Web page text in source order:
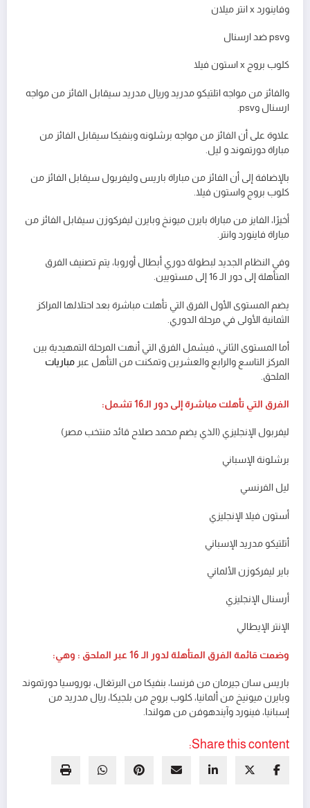
وفاينورد x انتر ميلان
وpsv ضد ارسنال
كلوب بروج x استون فيلا
والفائز من مواجه اتلتيكو مدريد وريال مدريد سيقابل الفائز من مواجه
ارسنال وpsv.
علاوة على أن الفائز من مواجه برشلونه وبنفيكا سيقابل الفائز من
مباراة دورتموند و ليل.
بالإضافة إلى أن الفائز من مباراة باريس وليفربول سيقابل الفائز من
كلوب بروج واستون فيلا.
أخيرًا، الفايز من مباراة بايرن ميونخ وبايرن ليفركوزن سيقابل الفائز من
مباراة فاينورد وانتر.
وفي النظام الجديد لبطولة دوري أبطال أوروبا، يتم تصنيف الفرق
المتأهلة إلى دور الـ 16 إلى مستويين.
يضم المستوى الأول الفرق التي تأهلت مباشرة بعد احتلالها المراكز
الثمانية الأولى في مرحلة الدوري.
أما المستوى الثاني، فيشمل الفرق التي أنهت المرحلة التمهيدية بين
المركز التاسع والرابع والعشرين وتمكنت من التأهل عبر مباريات
الملحق.
الفرق التي تأهلت مباشرة إلى دور الـ16 تشمل:
ليفربول الإنجليزي (الذي يضم محمد صلاح قائد منتخب مصر)
برشلونة الإسباني
ليل الفرنسي
أستون فيلا الإنجليزي
أتلتيكو مدريد الإسباني
باير ليفركوزن الألماني
أرسنال الإنجليزي
الإنتر الإيطالي
وضمت قائمة الفرق المتأهلة لدور الـ 16 عبر الملحق : وهي:
باريس سان جيرمان من فرنسا، بنفيكا من البرتغال، بوروسيا دورتموند
وبايرن ميونيخ من ألمانيا، كلوب بروج من بلجيكا، ريال مدريد من
إسبانيا، فينورد وآيندهوفن من هولندا.
Share this content: